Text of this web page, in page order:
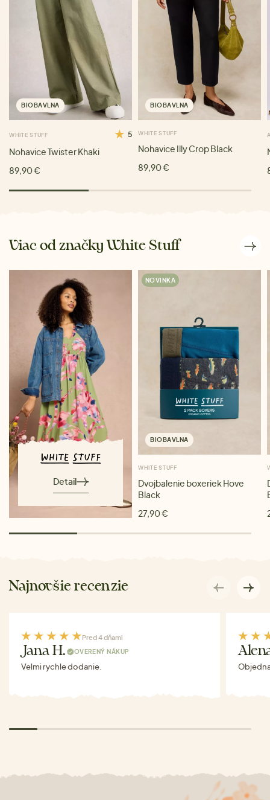
BIOBAVLNA
WHITE STUFF 5
Nohavice Twister Khaki
89,90 €
BIOBAVLNA
WHITE STUFF
Nohavice Illy Crop Black
89,90 €
Viac od značky White Stuff
Detail
NOVINKA
BIOBAVLNA
WHITE STUFF
Dvojbalenie boxeriek Hove
Black
27,90 €
Najnovšie recenzie
Pred 4 dňami
Jana H. OVERENÝ NÁKUP
Velmi rychle dodanie.